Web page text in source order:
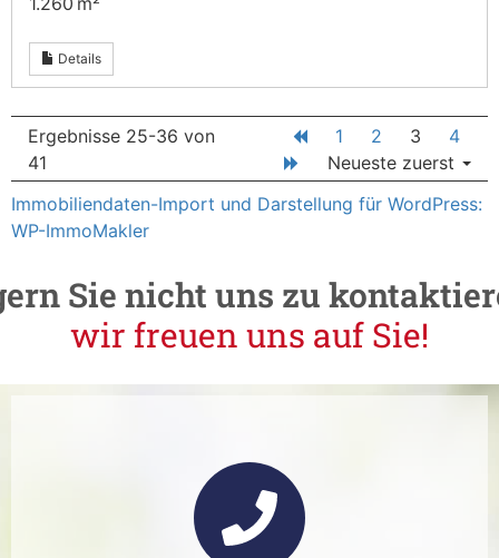
Details
Ergebnisse 25-36 von
41
1 2 3
4
Neueste zuerst
Immobiliendaten-Import und Darstellung für WordPress:
WP-ImmoMakler
Sie nicht uns zu